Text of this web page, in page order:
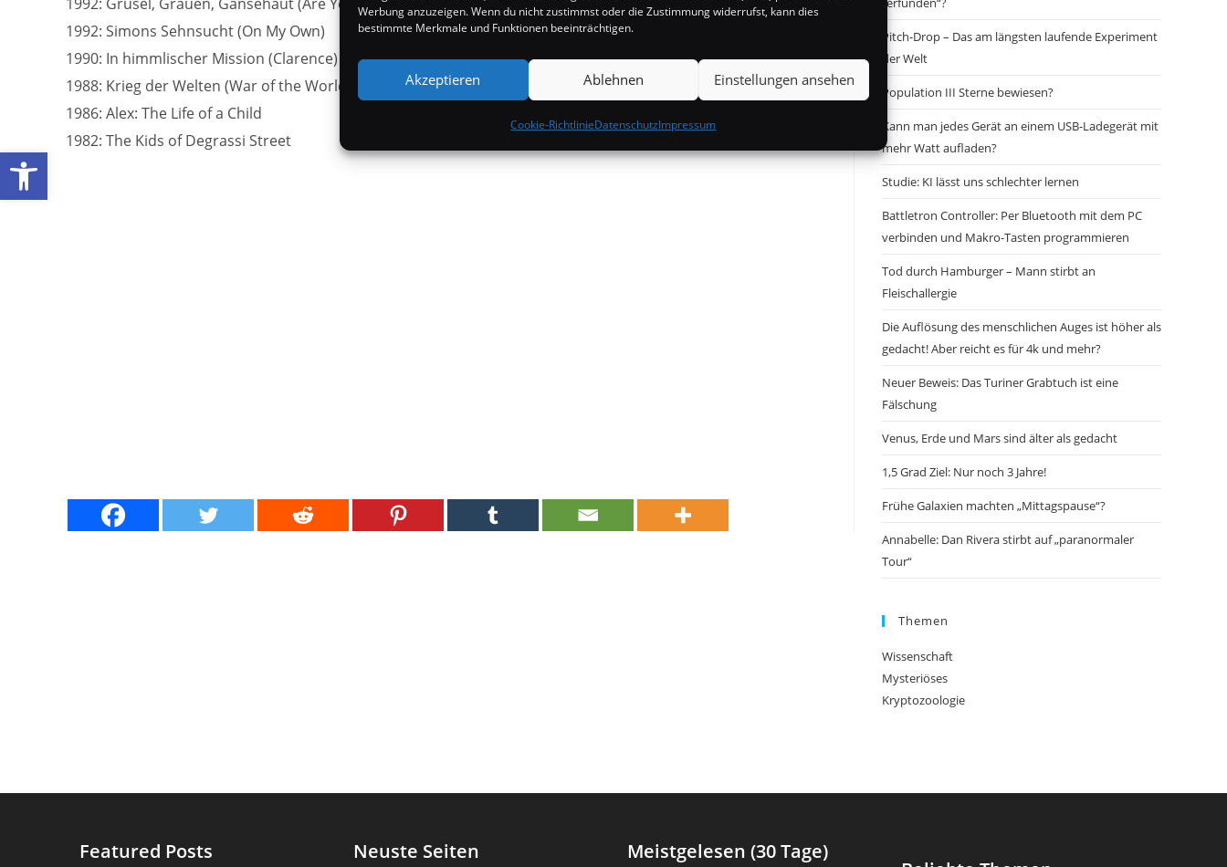
Werkzeugleiste öffnen
Werbung anzuzeigen. Wenn du nicht zustimmst oder die Zustimmung widerrufst, kann dies
bestimmte Merkmale und Funktionen beeinträchtigen.
Akzeptieren Ablehnen Einstellungen ansehen
Cookie-RichtlinieDatenschutzImpressum
1992: Simons Sehnsucht (On My Own)
1990: In himmlischer Mission (Clarence)
1988: Krieg der Welten (War of the Worlds)
1986: Alex: The Life of a Child
1982: The Kids of Degrassi Street
Pitch-Drop – Das am längsten laufende Experiment
der Welt
Population III Sterne bewiesen?
Kann man jedes Gerät an einem USB-Ladegerät mit
mehr Watt aufladen?
Studie: KI lässt uns schlechter lernen
Battletron Controller: Per Bluetooth mit dem PC
verbinden und Makro-Tasten programmieren
Tod durch Hamburger – Mann stirbt an
Fleischallergie
Die Auflösung des menschlichen Auges ist höher als
gedacht! Aber reicht es für 4k und mehr?
Neuer Beweis: Das Turiner Grabtuch ist eine
Fälschung
Venus, Erde und Mars sind älter als gedacht
1,5 Grad Ziel: Nur noch 3 Jahre!
Frühe Galaxien machten „Mittagspause“?
Annabelle: Dan Rivera stirbt auf „paranormaler
Tour“
Themen
Wissenschaft
Mysteriöses
Kryptozoologie
Featured Posts Neuste Seiten Meistgelesen (30 Tage)